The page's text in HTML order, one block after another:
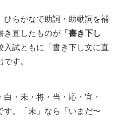
ひらがなで助詞・助動詞を補
き直したものが 「書き下し
入試ともに「書き下し文に直
す。
・未・将・当・応・宜・
す。「未」なら「いまだ〜